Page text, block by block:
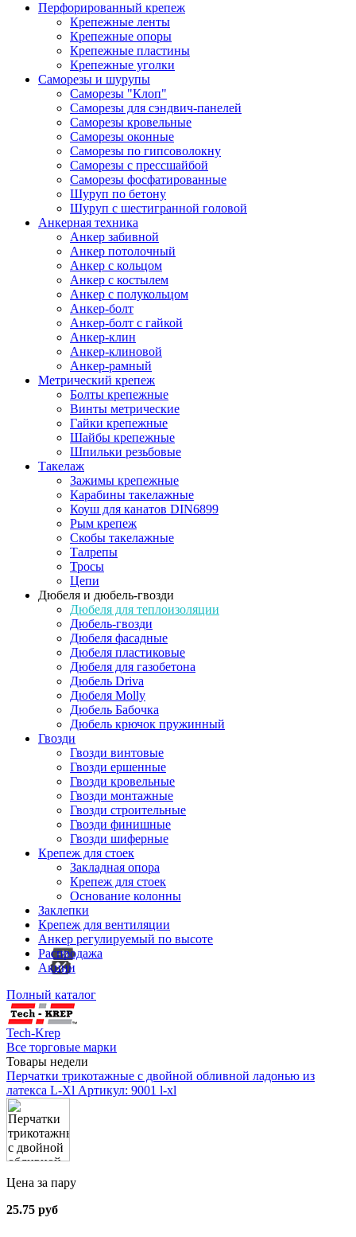
Перфорированный крепеж
Крепежные ленты
Крепежные опоры
Крепежные пластины
Крепежные уголки
Саморезы и шурупы
Саморезы "Клоп"
Саморезы для сэндвич-панелей
Саморезы кровельные
Саморезы оконные
Саморезы по гипсоволокну
Саморезы с прессшайбой
Саморезы фосфатированные
Шуруп по бетону
Шуруп с шестигранной головой
Анкерная техника
Анкер забивной
Анкер потолочный
Анкер с кольцом
Анкер с костылем
Анкер с полукольцом
Анкер-болт
Анкер-болт с гайкой
Анкер-клин
Анкер-клиновой
Анкер-рамный
Метрический крепеж
Болты крепежные
Винты метрические
Гайки крепежные
Шайбы крепежные
Шпильки резьбовые
Такелаж
Зажимы крепежные
Карабины такелажные
Коуш для канатов DIN6899
Рым крепеж
Скобы такелажные
Талрепы
Тросы
Цепи
Дюбеля и дюбель-гвозди
Дюбеля для теплоизоляции
Дюбель-гвозди
Дюбеля фасадные
Дюбеля пластиковые
Дюбеля для газобетона
Дюбель Driva
Дюбеля Molly
Дюбель Бабочка
Дюбель крючок пружинный
Гвозди
Гвозди винтовые
Гвозди ершенные
Гвозди кровельные
Гвозди монтажные
Гвозди строительные
Гвозди финишные
Гвозди шиферные
Крепеж для стоек
Закладная опора
Крепеж для стоек
Основание колонны
Заклепки
Крепеж для вентиляции
Анкер регулируемый по высоте
Распродажа
Акции
Полный каталог
Tech-Krep
Все торговые марки
Товары недели
Перчатки трикотажные с двойной обливной ладонью из
латекса L-Xl Артикул: 9001 l-xl
Цена за пару
25.75 руб